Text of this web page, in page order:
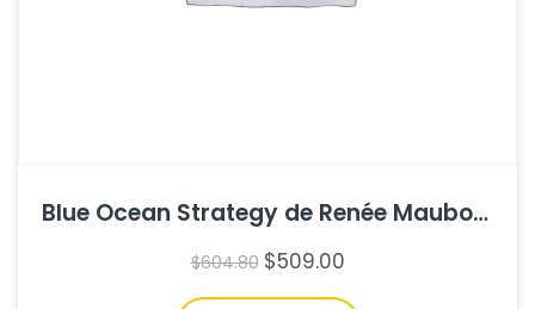
Blue Ocean Strategy de Renée Mauborgne y W. Chan Kim
$604.80 $509.00